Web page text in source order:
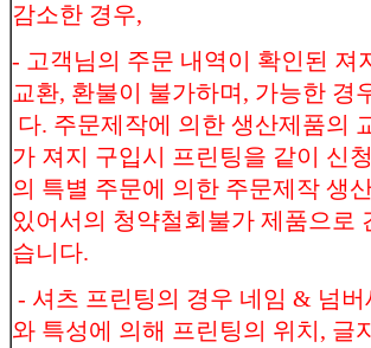
감소한 경우,
- 고객님의 주문 내역이 확인된 져
교환, 환불이 불가하며, 가능한 경
다. 주문제작에 의한 생산제품의
가 져지 구입시 프린팅을 같이 신
의 특별 주문에 의한 주문제작 생
있어서의 청약철회불가 제품으로
습니다.
- 셔츠 프린팅의 경우 네임 & 넘
와 특성에 의해 프린팅의 위치, 글